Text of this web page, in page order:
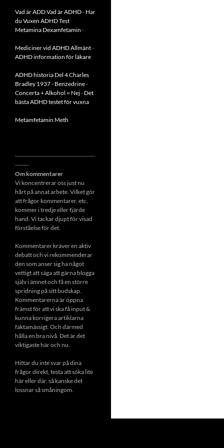
Vad är ADDVad är ADHD- Har
du Vuxen ADHD Test
Metamina Dexamfetamin -
Mediciner vid ADHD Allmänt-
ADHD information för läkare
ADHD historia Del 4 Charles
Bradley 1937 - Benzedrine-
Concerta + Alkohol = Nej- Det
bästa ADHD testet för vuxna
Metamfetamin Meth
----------------------------------------
-------
Om kommentarer
Vi koncentrerar oss just nu
hårt på annat arbete. Vilket gör
att frågor kommentarer, etc,
kommer i tredje eller fjärde
hand. Vi tackar djupt för visad
förståelse för det.
Kommentarer kräver en aktiv
debatt och vi rekommenderar
den som anser sig ha något
vettigt att säga att gärna blogga
själv i ämnet och få en större
spridning på sitt budskap.
Kommentarerna är öppna
främst för att vi ska få input &
kunna korrigera artiklarna
faktamässigt. Och därmed
hålla en bra nivå. Det är det
viktigaste här och nu.
Hittar du inte svar på dina
frågor direkt, testa att söka lite
här eller där, så kanske det
lossnar så småningom.